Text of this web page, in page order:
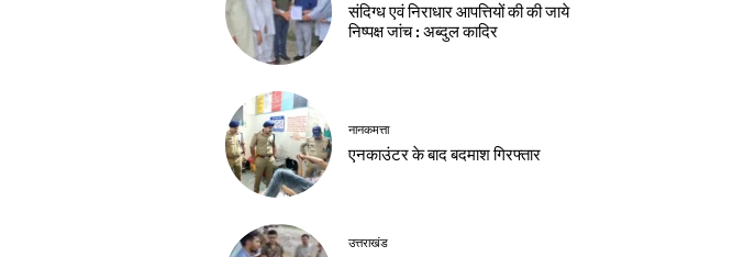
संदिग्ध एवं निराधार आपत्तियों की की जाये
निष्पक्ष जांच : अब्दुल कादिर
नानकमत्ता
एनकाउंटर के बाद बदमाश गिरफ्तार
उत्तराखंड